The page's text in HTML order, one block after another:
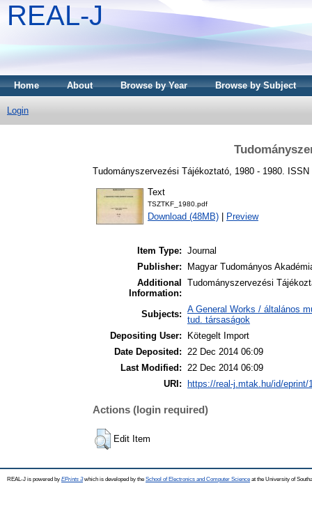
REAL-J
Home About Browse by Year Browse by Subject
Login
Tudományszervezési Tájékoztató, 1980 - 1980. ISSN
Text
TSZTKF_1980.pdf
Download (48MB) Preview
Item Type: Journal
Publisher:
Magyar Tudományos
Additional
Information:
Tudományszervezési
Subjects: A General Works / általános
tud. társaságok
Depositing User:
Kötegelt Import
Date Deposited: 22 Dec 2014 06:09
Last Modified: 22 Dec 2014 06:09
URI:
https://real-j.mtak.hu/id/eprint/
Actions (login required)
Edit Item
REAL-J is powered by EPrints 3which is developed by the School of Electronics and Computer Science at the University of